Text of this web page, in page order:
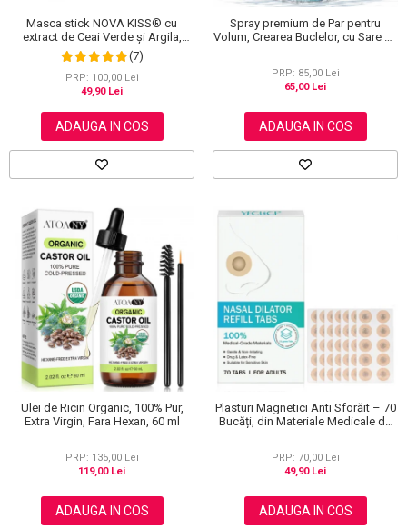
Masca stick NOVA KISS® cu
extract de Ceai Verde și Argila,
impotriva Acneei, Excesului de
Sebum, Anti Puncte Negre, 40 g
(7)
PRP: 100,00 Lei
49,90 Lei
ADAUGA IN COS
Spray premium de Par pentru
Volum, Crearea Buclelor, cu Sare de
PRP: 85,00 Lei
65,00 Lei
ADAUGA IN COS
Ulei de Ricin Organic, 100% Pur,
Extra Virgin, Fara Hexan, 60 ml
PRP: 135,00 Lei
119,00 Lei
ADAUGA IN COS
Plasturi Magnetici Anti Sforăit – 70
Bucăți, din Materiale Medicale de
PRP: 70,00 Lei
49,90 Lei
ADAUGA IN COS